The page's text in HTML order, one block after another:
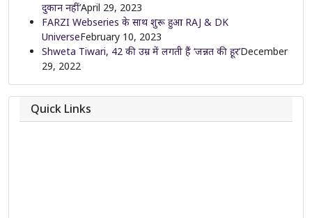
दुकान नहीं’April 29, 2023
FARZI Webseries के साथ शुरू हुआ RAJ & DK
UniverseFebruary 10, 2023
Shweta Tiwari, 42 की उम्र में लगती हैं ‘जन्नत की हूर’December
29, 2022
Quick Links